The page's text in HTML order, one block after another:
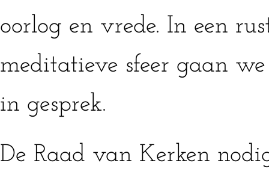
oorlog en vrede. In een
meditatieve sfeer gaan
in gesprek.
De Raad van Kerken